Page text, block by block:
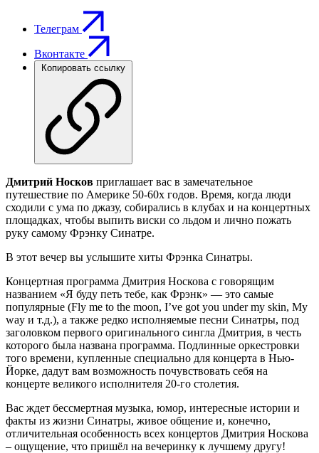
Телеграм
Вконтакте
Копировать ссылку
Дмитрий Носков приглашает вас в замечательное
путешествие по Америке 50-60х годов. Время, когда люди
сходили с ума по джазу, собирались в клубах и на концертных
площадках, чтобы выпить виски со льдом и лично пожать
руку самому Фрэнку Синатре.
В этот вечер вы услышите хиты Фрэнка Синатры.
Концертная программа Дмитрия Носкова с говорящим
названием «Я буду петь тебе, как Фрэнк» — это самые
популярные (Fly me to the moon, I’ve got you under my skin, My
way и т.д.), а также редко исполняемые песни Синатры, под
заголовком первого оригинального сингла Дмитрия, в честь
которого была названа программа. Подлинные оркестровки
того времени, купленные специально для концерта в Нью-
Йорке, дадут вам возможность почувствовать себя на
концерте великого исполнителя 20-го столетия.
Вас ждет бессмертная музыка, юмор, интересные истории и
факты из жизни Синатры, живое общение и, конечно,
отличительная особенность всех концертов Дмитрия Носкова
– ощущение, что пришёл на вечеринку к лучшему другу!